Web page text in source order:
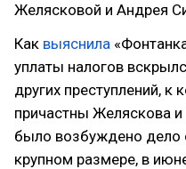
Желясковой и Андрея
Как выяснила
уплаты налогов
других преступлений,
причастны Желяскова
было возбуждено дело
крупном размере, в